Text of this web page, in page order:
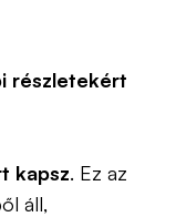
részletekért
kapsz. Ez az
áll,